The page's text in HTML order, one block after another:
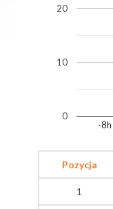
-8h
0
10
20
Pozycja
1